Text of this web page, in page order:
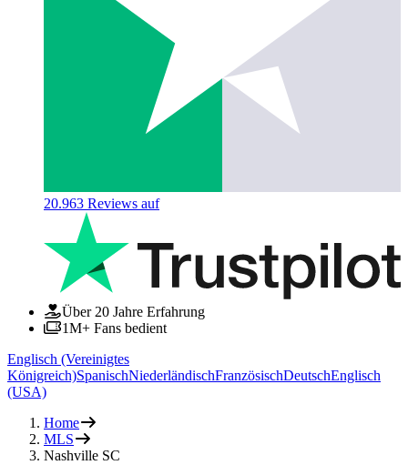
20.963 Reviews auf
Über 20 Jahre Erfahrung
1M+ Fans bedient
Englisch (Vereinigtes
Königreich)SpanischNiederländischFranzösischDeutschEnglisch
(USA)
Home
MLS
Nashville SC